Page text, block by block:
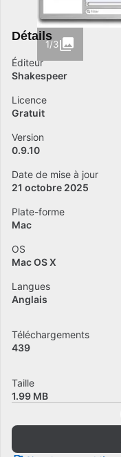
1/3
Détails
Éditeur
Shakespeer
Licence
Gratuit
Version
0.9.10
Date de mise à jour
21 octobre 2025
Plate-forme
Mac
OS
Mac OS X
Langues
Anglais
Téléchargements
439
Taille
1.99 MB